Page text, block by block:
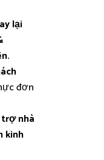
lại
đơn
nhà
kinh